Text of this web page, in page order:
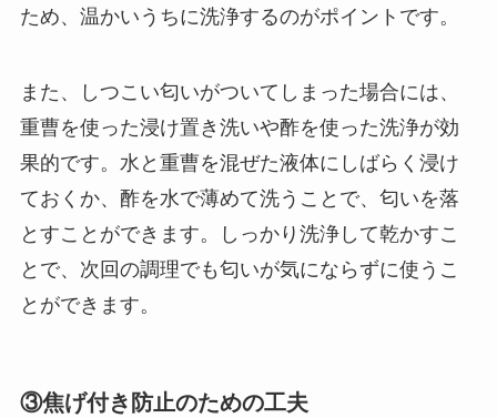
ため、温かいうちに洗浄するのがポイントです。
また、しつこい匂いがついてしまった場合には、
重曹を使った浸け置き洗いや酢を使った洗浄が効
果的です。水と重曹を混ぜた液体にしばらく浸け
ておくか、酢を水で薄めて洗うことで、匂いを落
とすことができます。しっかり洗浄して乾かすこ
とで、次回の調理でも匂いが気にならずに使うこ
とができます。
③焦げ付き防止のための工夫